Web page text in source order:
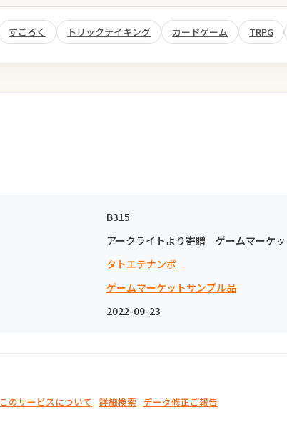
すごろく トリックテイキング カードゲーム TRPG
B315
アークライトより寄贈 ゲームマーケ
タトエテナンボ
ゲームマーケットサンプル品
2022-09-23
このサービスについて 詳細検索 データ修正ご報告